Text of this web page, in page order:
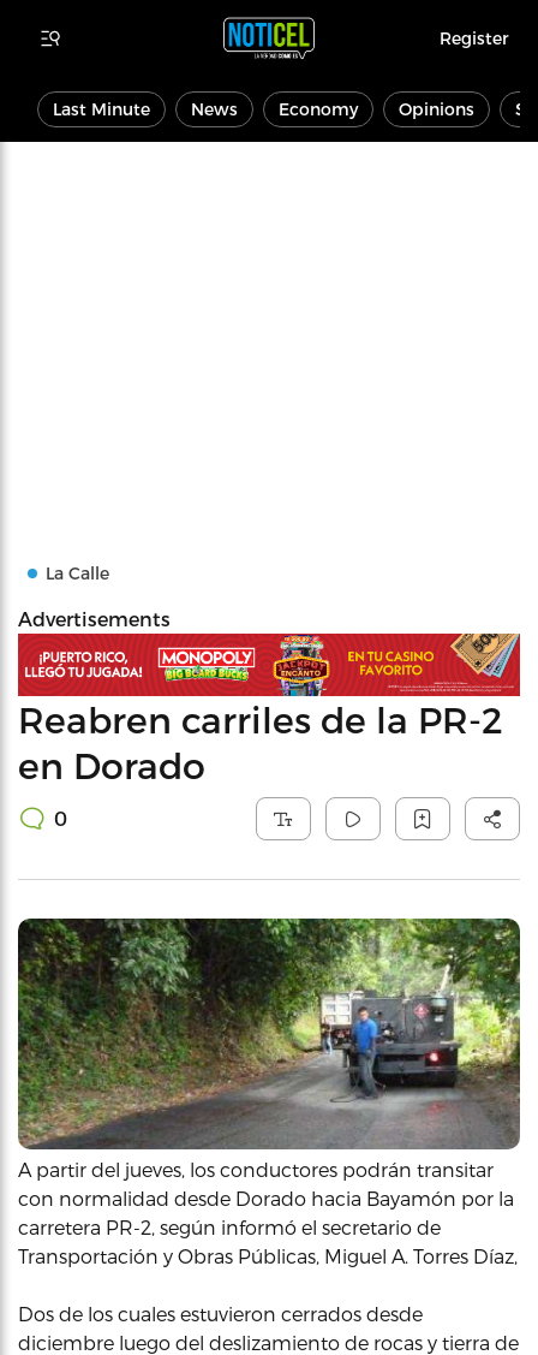
Register
Last Minute News Economy Opinions
La Calle
Advertisements
Reabren carriles de la PR-2
en Dorado
0
A partir del jueves, los conductores podrán transitar
con normalidad desde Dorado hacia Bayamón por la
carretera PR-2, según informó el secretario de
Transportación y Obras Públicas, Miguel A. Torres Díaz,
Dos de los cuales estuvieron cerrados desde
diciembre luego del deslizamiento de rocas y tierra de